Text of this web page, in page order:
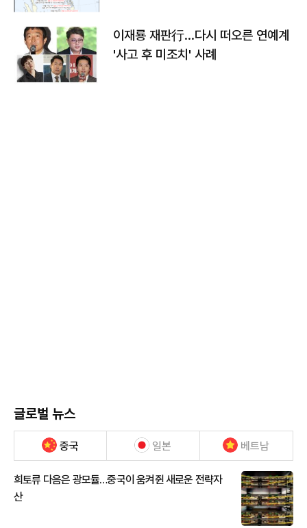
이재룡 재판行…다시 떠오른 연예계
'사고 후 미조치' 사례
글로벌 뉴스
중국 일본 베트남
희토류 다음은 광모듈…중국이 움켜쥔 새로운 전략자
산